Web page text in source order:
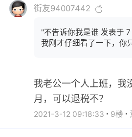
街友94007442
"不告诉你我是谁 发表于
我刚才仔细看了一下，你
我老公一个人上班，我
月，可以退税不？
2021-3-12 09:18:33 9楼